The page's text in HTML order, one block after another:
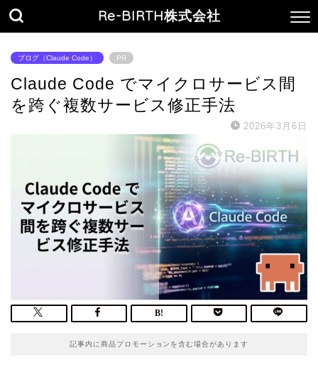
Re-BIRTH株式会社
ブログ（Claude Code） PR
Claude Code でマイクロサービス間
を跨ぐ複数サービス修正手法
2026年3月6日
記事内に商品プロモーションを含む場合があります